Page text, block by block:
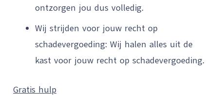
ontzorgen jou dus volledig.
Wij strijden voor jouw recht op
schadevergoeding: Wij halen alles uit de
kast voor jouw recht op schadevergoeding.
Gratis hulp